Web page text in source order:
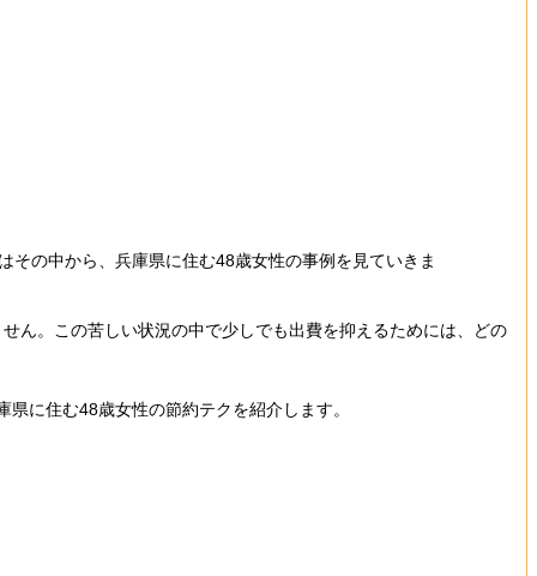
の中から、兵庫県に住む48歳女性の事例を見ていきま
ん。この苦しい状況の中で少しでも出費を抑えるためには、どの
に住む48歳女性の節約テクを紹介します。